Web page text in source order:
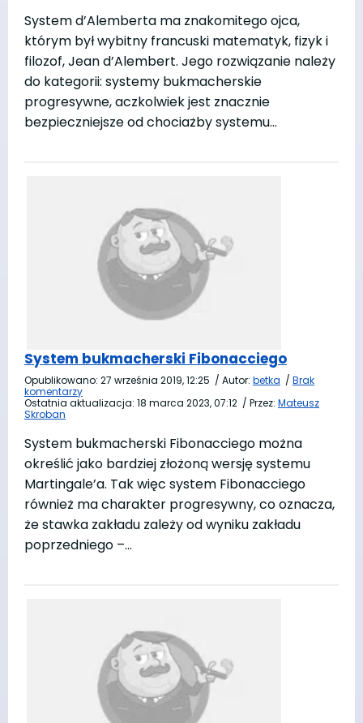
System d’Alemberta ma znakomitego ojca,
którym był wybitny francuski matematyk, fizyk i
filozof, Jean d’Alembert. Jego rozwiązanie należy
do kategorii: systemy bukmacherskie
progresywne, aczkolwiek jest znacznie
bezpieczniejsze od chociażby systemu…
System bukmacherski Fibonacciego
Opublikowano: 27 września 2019, 12:25 / Autor: betka / Brak
komentarzy
Ostatnia aktualizacja: 18 marca 2023, 07:12 / Przez: Mateusz
Skroban
System bukmacherski Fibonacciego można
określić jako bardziej złożoną wersję systemu
Martingale’a. Tak więc system Fibonacciego
również ma charakter progresywny, co oznacza,
że stawka zakładu zależy od wyniku zakładu
poprzedniego –…